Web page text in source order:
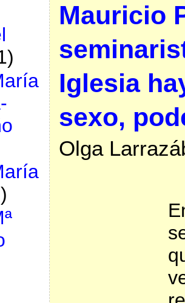
Mauricio
Iglesia
sexo,
Olga